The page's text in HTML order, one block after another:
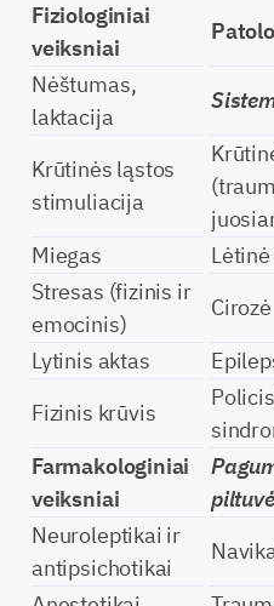
Fiziologiniai
veiksniai
Nėštumas,
laktacija
Krūtinės ląstos
stimuliacija
Miegas
Stresas (fizinis ir
emocinis)
Cirozė
Lytinis aktas
Fizinis krūvis
Farmakologiniai
veiksniai
Neuroleptikai ir
antipsichotikai